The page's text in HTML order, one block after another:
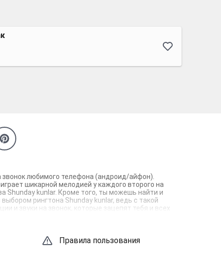
звонок любимого телефона (андроид/айфон).
шикарной мелодией у каждого второго на
Shunday kunlar. Кроме того, ты можешь найти и
рингтона Shunday kunlar, ведь с такой
и звуки на звонок, которые зацепят тебя и всех
Правила пользования